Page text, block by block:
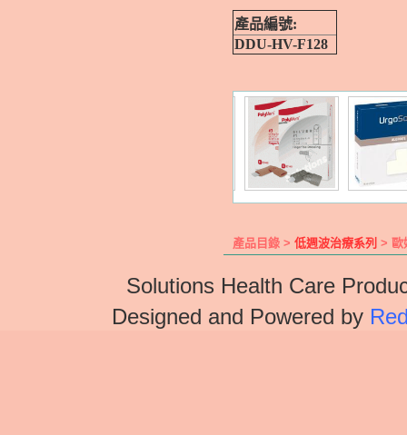
產品編號:
DDU-HV-F128
產品目錄 > 低週波治療系列 > 歐
Solutions Health Care
Designed and Powered by